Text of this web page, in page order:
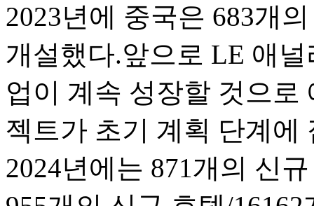
2023년에 중국은 683개
개설했다.앞으로 LE 애
업이 계속 성장할 것으로
젝트가 초기 계획 단계에
2024년에는 871개의 신